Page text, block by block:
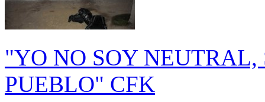
"YO NO SOY
PUEBLO" CFK